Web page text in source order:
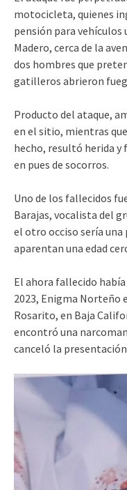
motocicleta, quienes
pensión para vehículos
Madero, cerca de la
dos hombres que
gatilleros abrieron
Producto del ataque,
en el sitio, mientras
hecho, resultó herida y
en pues de socorros.
Uno de los fallecidos
Barajas, vocalista del
el otro occiso sería una
aparentan una edad
El ahora fallecido
2023, Enigma Norteño
Rosarito, en Baja
encontró una
canceló la